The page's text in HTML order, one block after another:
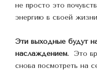
не просто это
энергию в своей
Эти выходные будут
наслаждением. Это
снова посмотреть на